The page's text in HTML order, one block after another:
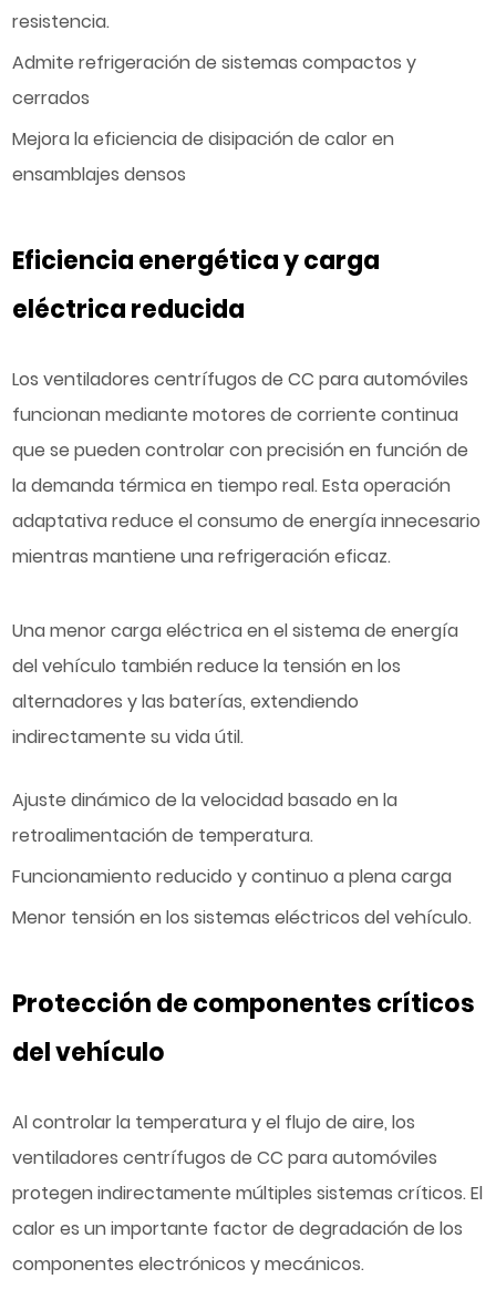
resistencia.
Admite refrigeración de sistemas compactos y
cerrados
Mejora la eficiencia de disipación de calor en
ensamblajes densos
Eficiencia energética y carga
eléctrica reducida
Los ventiladores centrífugos de CC para automóviles
funcionan mediante motores de corriente continua
que se pueden controlar con precisión en función de
la demanda térmica en tiempo real. Esta operación
adaptativa reduce el consumo de energía innecesario
mientras mantiene una refrigeración eficaz.
Una menor carga eléctrica en el sistema de energía
del vehículo también reduce la tensión en los
alternadores y las baterías, extendiendo
indirectamente su vida útil.
Ajuste dinámico de la velocidad basado en la
retroalimentación de temperatura.
Funcionamiento reducido y continuo a plena carga
Menor tensión en los sistemas eléctricos del vehículo.
Protección de componentes críticos
del vehículo
Al controlar la temperatura y el flujo de aire, los
ventiladores centrífugos de CC para automóviles
protegen indirectamente múltiples sistemas críticos. El
calor es un importante factor de degradación de los
componentes electrónicos y mecánicos.